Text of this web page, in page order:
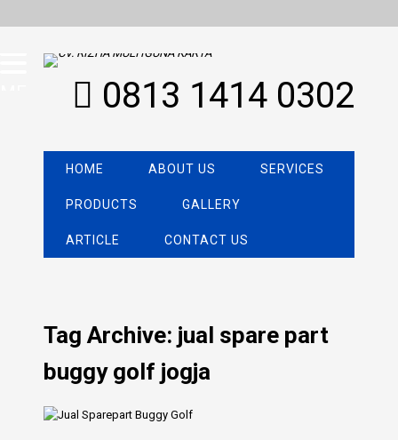
0813 1414 0302
HOME ABOUT US SERVICES
PRODUCTS GALLERY
ARTICLE CONTACT US
Tag Archive: jual spare part
buggy golf jogja